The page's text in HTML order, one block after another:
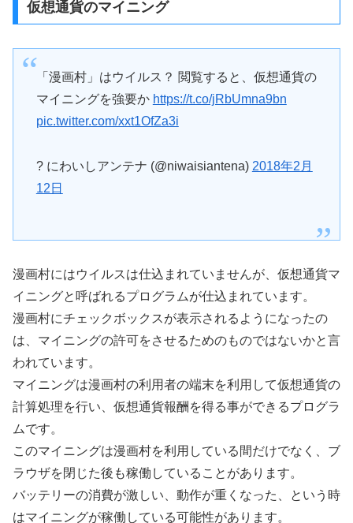
仮想通貨のマイニング
「漫画村」はウイルス？ 閲覧すると、仮想通貨の
マイニングを強要か https://t.co/jRbUmna9bn
pic.twitter.com/xxt1OfZa3i
? にわいしアンテナ (@niwaisiantena) 2018年2月
12日
漫画村にはウイルスは仕込まれていませんが、仮想通貨マ
イニングと呼ばれるプログラムが仕込まれています。
漫画村にチェックボックスが表示されるようになったの
は、マイニングの許可をさせるためのものではないかと言
われています。
マイニングは漫画村の利用者の端末を利用して仮想通貨の
計算処理を行い、仮想通貨報酬を得る事ができるプログラ
ムです。
このマイニングは漫画村を利用している間だけでなく、ブ
ラウザを閉じた後も稼働していることがあります。
バッテリーの消費が激しい、動作が重くなった、という時
はマイニングが稼働している可能性があります。